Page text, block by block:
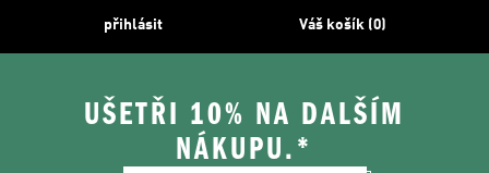
přihlásit Váš košík (0)
UŠETŘI 10% NA DALŠÍM
NÁKUPU.*